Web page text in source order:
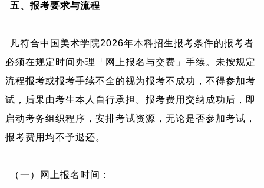
五、 报考要求与流程
凡符合中国美术学院2026年本科招生报考条件的报考者
必须在规定时间办理「网上报名与交费」手续。未按规定
流程报考或报考手续不全的视为报考不成功，不得参加考
试，后果由考生本人自行承担。报考费用交纳成功后，即
启动考务组织程序，安排考试资源，无论是否参加考试，
报考费用均不予退还。
（一）网上报名时间：